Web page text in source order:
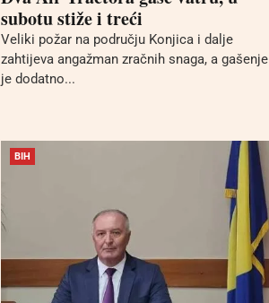
subotu stiže i treći
Veliki požar na području Konjica i dalje
zahtijeva angažman zračnih snaga, a gašenje
je dodatno...
BIH